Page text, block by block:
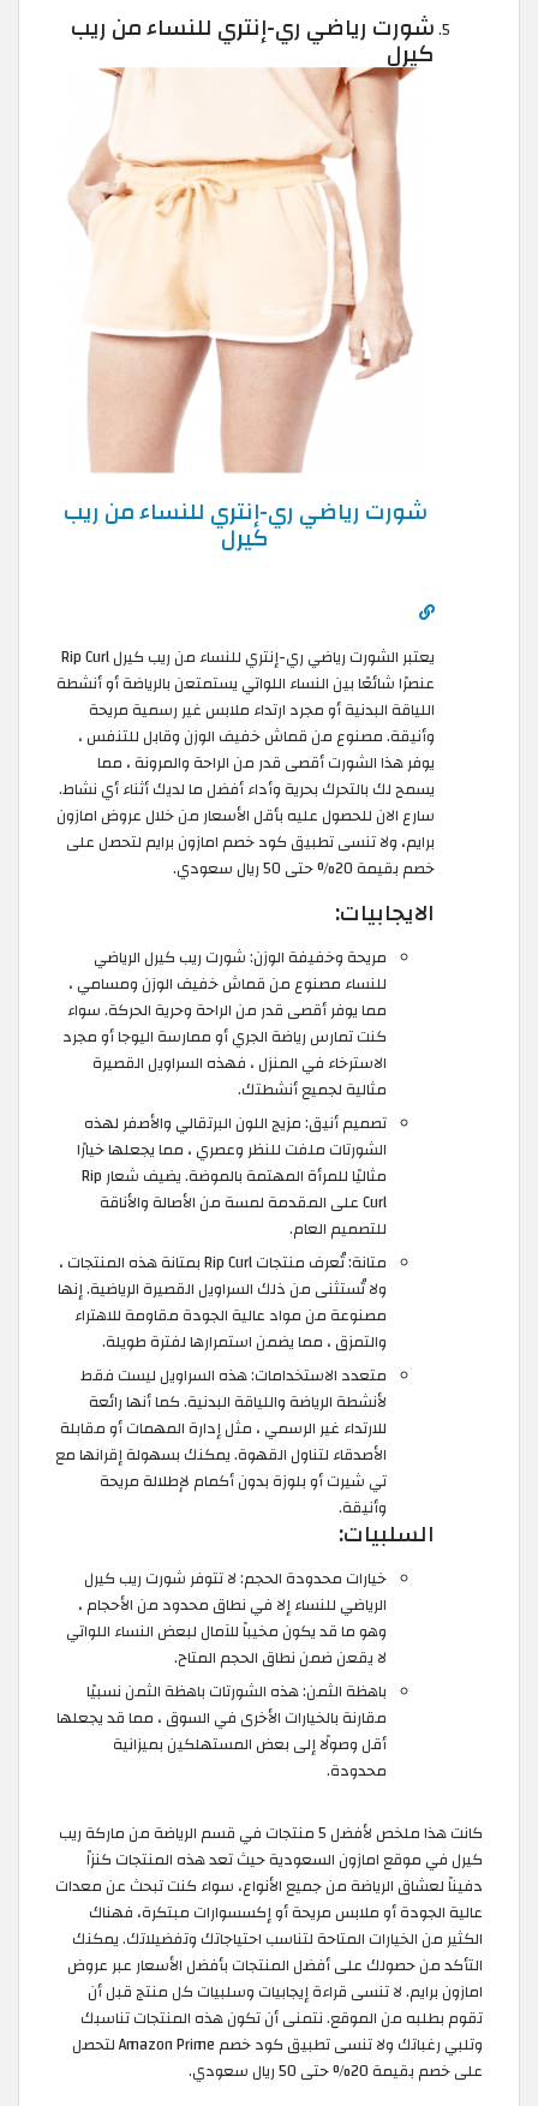
شورت رياضي ري-إنتري للنساء من ريب
كيرل
شورت رياضي ري-إنتري للنساء من ريب
كيرل
يعتبر الشورت رياضي ري-إنتري للنساء من ريب كيرل Rip Curl
عنصرًا شائعًا بين النساء اللواتي يستمتعن بالرياضة أو أنشطة
اللياقة البدنية أو مجرد ارتداء ملابس غير رسمية مريحة
وأنيقة. مصنوع من قماش خفيف الوزن وقابل للتنفس ،
يوفر هذا الشورت أقصى قدر من الراحة والمرونة ، مما
يسمح لك بالتحرك بحرية وأداء أفضل ما لديك أثناء أي نشاط.
سارع الان للحصول عليه بأقل الأسعار من خلال عروض امازون
برايم، ولا تنسى تطبيق كود خصم امازون برايم لتحصل على
خصم بقيمة 20% حتى 50 ريال سعودي.
الايجابيات:
مريحة وخفيفة الوزن: شورت ريب كيرل الرياضي
للنساء مصنوع من قماش خفيف الوزن ومسامي ،
مما يوفر أقصى قدر من الراحة وحرية الحركة. سواء
كنت تمارس رياضة الجري أو ممارسة اليوجا أو مجرد
الاسترخاء في المنزل ، فهذه السراويل القصيرة
مثالية لجميع أنشطتك.
تصميم أنيق: مزيج اللون البرتقالي والأصفر لهذه
الشورتات ملفت للنظر وعصري ، مما يجعلها خيارًا
مثاليًا للمرأة المهتمة بالموضة. يضيف شعار Rip
Curl على المقدمة لمسة من الأصالة والأناقة
للتصميم العام.
متانة: تُعرف منتجات Rip Curl بمتانة هذه المنتجات ،
ولا تُستثنى من ذلك السراويل القصيرة الرياضية. إنها
مصنوعة من مواد عالية الجودة مقاومة للاهتراء
والتمزق ، مما يضمن استمرارها لفترة طويلة.
متعدد الاستخدامات: هذه السراويل ليست فقط
لأنشطة الرياضة واللياقة البدنية. كما أنها رائعة
للارتداء غير الرسمي ، مثل إدارة المهمات أو مقابلة
الأصدقاء لتناول القهوة. يمكنك بسهولة إقرانها مع
تي شيرت أو بلوزة بدون أكمام لإطلالة مريحة
وأنيقة.
السلبيات:
خيارات محدودة الحجم: لا تتوفر شورت ريب كيرل
الرياضي للنساء إلا في نطاق محدود من الأحجام ،
وهو ما قد يكون مخيباً للآمال لبعض النساء اللواتي
لا يقعن ضمن نطاق الحجم المتاح.
باهظة الثمن: هذه الشورتات باهظة الثمن نسبيًا
مقارنة بالخيارات الأخرى في السوق ، مما قد يجعلها
أقل وصولًا إلى بعض المستهلكين بميزانية
محدودة.
كانت هذا ملخص لأفضل 5 منتجات في قسم الرياضة من ماركة ريب
كيرل في موقع امازون السعودية حيث تعد هذه المنتجات كنزاً
دفيناً لعشاق الرياضة من جميع الأنواع، سواء كنت تبحث عن معدات
عالية الجودة أو ملابس مريحة أو إكسسوارات مبتكرة، فهناك
الكثير من الخيارات المتاحة لتناسب احتياجاتك وتفضيلاتك. يمكنك
التأكد من حصولك على أفضل المنتجات بأفضل الأسعار عبر عروض
امازون برايم. لا تنسى قراءة إيجابيات وسلبيات كل منتج قبل أن
تقوم بطلبه من الموقع. نتمنى أن تكون هذه المنتجات تناسبك
وتلبي رغباتك ولا تنسى تطبيق كود خصم Amazon Prime لتحصل
على خصم بقيمة 20% حتى 50 ريال سعودي.